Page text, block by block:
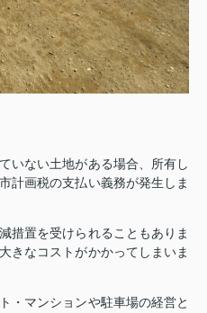
いない土地がある場合、所有し
計画税の支払い義務が発生しま
措置を受けられることもありま
きなコストがかかってしまいま
・マンションや駐車場の経営と